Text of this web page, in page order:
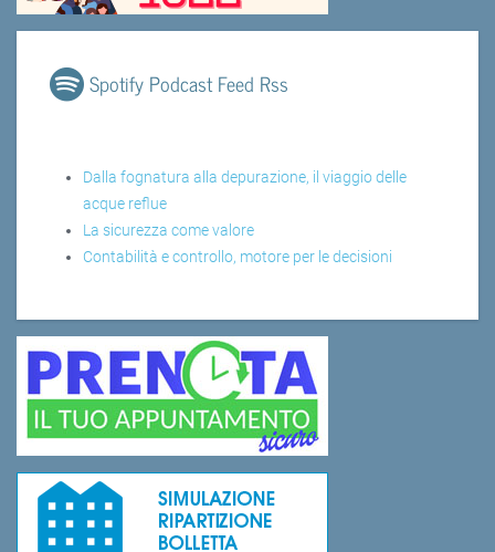
Spotify Podcast Feed Rss
Dalla fognatura alla depurazione, il viaggio delle
acque reflue
La sicurezza come valore
Contabilità e controllo, motore per le decisioni